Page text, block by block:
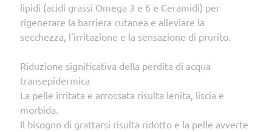
lipidi (acidi grassi Omega 3 e 6 e Ceramidi) per
rigenerare la barriera cutanea e alleviare la
secchezza, l'irritazione e la sensazione di prurito.
Riduzione significativa della perdita di acqua
transepidermica
La pelle irritata e arrossata risulta lenita, liscia e
morbida.
Il bisogno di grattarsi risulta ridotto e la pelle avverte